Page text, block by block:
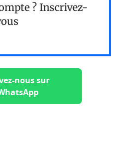
? Inscrivez-
nous sur